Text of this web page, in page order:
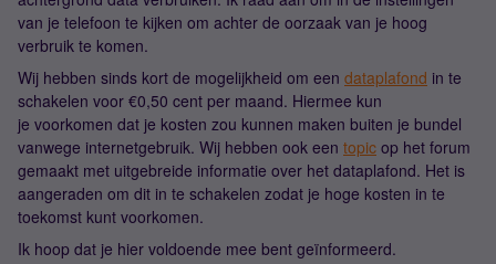
van je telefoon te kijken om achter de oorzaak van je hoog
verbruik te komen.
Wij hebben sinds kort de mogelijkheid om een dataplafond in te
schakelen voor €0,50 cent per maand. Hiermee kun
je voorkomen dat je kosten zou kunnen maken buiten je bundel
vanwege internetgebruik. Wij hebben ook een topic op het forum
gemaakt met uitgebreide informatie over het dataplafond. Het is
aangeraden om dit in te schakelen zodat je hoge kosten in te
toekomst kunt voorkomen.
Ik hoop dat je hier voldoende mee bent geïnformeerd.